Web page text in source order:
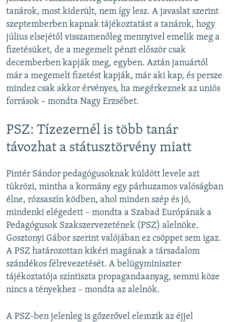
tanárok, most kiderült, nem így lesz. A javaslat szerint
szeptemberben kapnak tájékoztatást a tanárok, hogy
július elsejétől visszamenőleg mennyivel emelik meg a
fizetésüket, de a megemelt pénzt először csak
decemberben kapják meg, egyben. Aztán januártól
már a megemelt fizetést kapják, már aki kap, és persze
mindez csak akkor érvényes, ha megérkeznek az uniós
források – mondta Nagy Erzsébet.
PSZ: Tízezernél is több tanár
távozhat a státusztörvény miatt
Pintér Sándor pedagógusoknak küldött levele azt
tükrözi, mintha a kormány egy párhuzamos valóságban
élne, rózsaszín ködben, ahol minden szép és jó,
mindenki elégedett – mondta a Szabad Európának a
Pedagógusok Szakszervezetének (PSZ) alelnöke.
Gosztonyi Gábor szerint valójában ez csöppet sem igaz.
A PSZ határozottan kikéri magának a társadalom
szándékos félrevezetését. A belügyminiszter
tájékoztatója színtiszta propagandaanyag, semmi köze
nincs a tényekhez – mondta az alelnök.
A PSZ-ben jelenleg is gőzerővel elemzik az éjjel